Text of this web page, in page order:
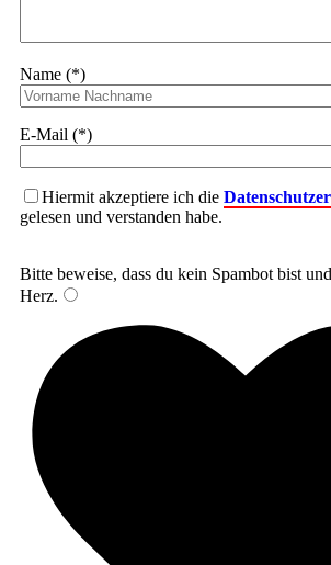
Name (*)
E-Mail (*)
Hiermit akzeptiere ich die
gelesen und verstanden habe.
Bitte beweise, dass du kein Spambot bist
Herz.